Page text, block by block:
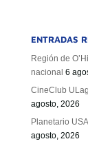
ENTRADAS
Región de
nacional 6
CineClub
agosto, 2026
Planetario
agosto, 2026